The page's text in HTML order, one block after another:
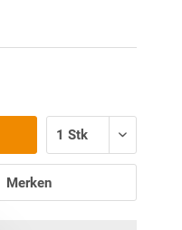
Merken